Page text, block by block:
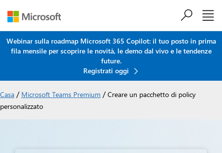
Webinar sulla roadmap Microsoft 365 Copilot: il tuo posto in prima
fila mensile per scoprire le novità, le demo dal vivo e le tendenze
future.
Registrati oggi
Casa / Microsoft Teams Premium /Creare un pacchetto di policy
personalizzato